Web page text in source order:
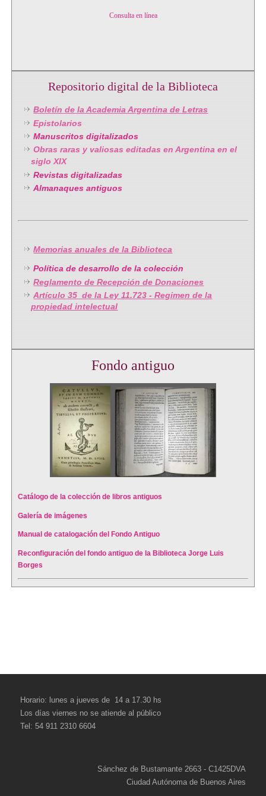
Consulta en línea
Repositorio digital de la Biblioteca
Boletín de la Academia Argentina de Letras
Epistolarios
Manuscritos digitalizados
Obras raras y valiosas editadas en Argentina en el
siglo XIX
Revistas digitalizadas
Almanaques antiguos
Memorias anuales de la Biblioteca
Política de desarrollo de la colección
Reglamento de Recepción de Donaciones
Artículo 35 de la Ley 11.723 - Regimen de la
propiedad intelectual
Fondo antiguo
Catálogo de la colección de libros antiguos
Galería de imágenes
Manual de catalogación del Fondo Antiguo
Reconfiguración del fondo antiguo de la Biblioteca Jorge Luis
Borges
Horario: lunes a jueves de 14 a 17.30 hs
Los días viernes no se atiende al público
Tel: 54 911 2310 6604
Sánchez de Bustamante 2663 - C1425DVA
Ciudad Autónoma de Buenos Aires